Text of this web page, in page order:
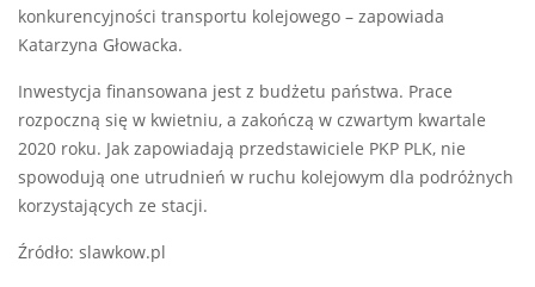
konkurencyjności transportu kolejowego – zapowiada
Katarzyna Głowacka.
Inwestycja finansowana jest z budżetu państwa. Prace
rozpoczną się w kwietniu, a zakończą w czwartym kwartale
2020 roku. Jak zapowiadają przedstawiciele PKP PLK, nie
spowodują one utrudnień w ruchu kolejowym dla podróżnych
korzystających ze stacji.
Źródło: slawkow.pl